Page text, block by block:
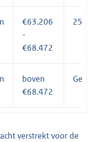
€63.206
-
€68.472
25%
boven
€68.472
Geen
verstrekt voor de